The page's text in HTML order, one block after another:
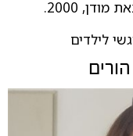
2000.
לילדים